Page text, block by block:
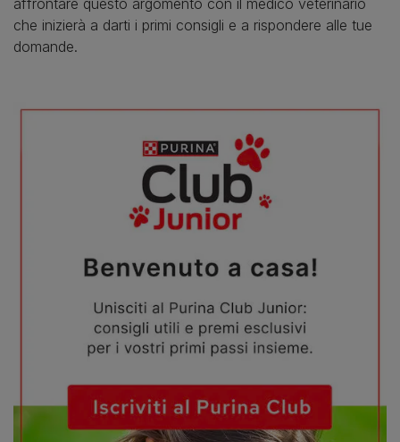
che inizierà a darti i primi consigli e a rispondere alle tue
domande.